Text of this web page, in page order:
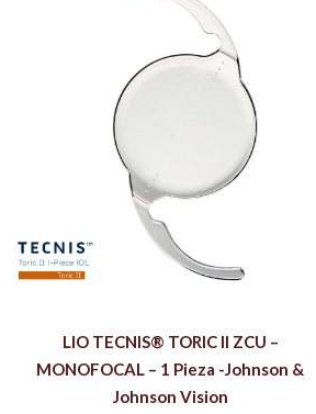
LIO TECNIS® TORIC II ZCU –
MONOFOCAL – 1 Pieza -Johnson &
Johnson Vision